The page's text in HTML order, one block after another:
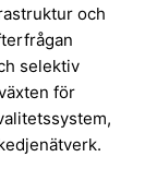
och
selektiv
för